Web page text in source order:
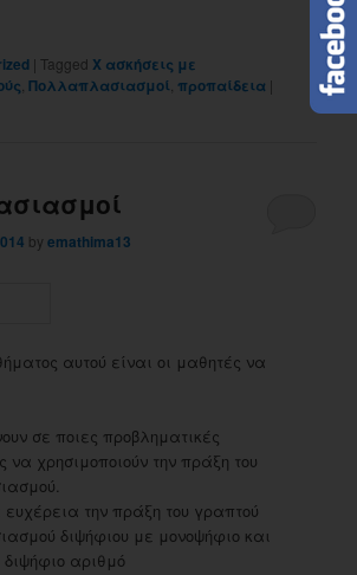
| Tagged X ασκήσεις με
,Πολλαπλασιασμοί προπαίδεια |
byemathima13
αυτού είναι οι μαθητές να
σε ποιες προβληματικές
να χρησιμοποιούν την πράξη του
ευχέρεια την πράξη του γραπτού
διψήφιου με μονοψήφιο και
αριθμό